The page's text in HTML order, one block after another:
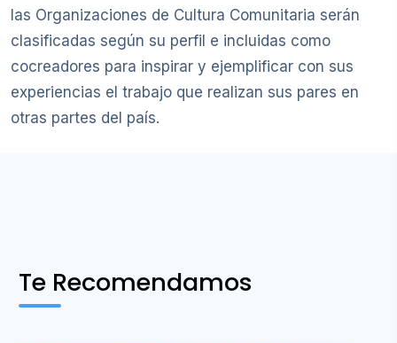
las Organizaciones de Cultura Comunitaria serán
clasificadas según su perfil e incluidas como
cocreadores para inspirar y ejemplificar con sus
experiencias el trabajo que realizan sus pares en
otras partes del país.
Te Recomendamos